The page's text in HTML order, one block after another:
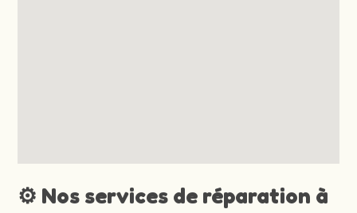
⚙️ Nos services de réparation à